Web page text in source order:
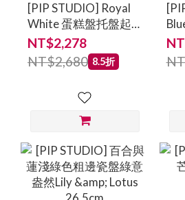
[PIP STUDIO] Royal
White 蛋糕盤托盤起
司盤分享盤
NT$2,278
NT$2,680 8.5折